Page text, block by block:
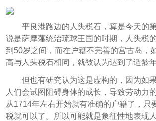
平良港路边的人头税石，算是今天的
说是萨摩藩统治琉球王国的时期，人头税
到50岁之间，而在户籍不完善的宫古岛，
高与人头税石相同，就被认为达到了适龄年
但也有研究认为这是虚构的，因为如
人们会试图阻碍身体的成长，导致劳动力
从1714年左右开始就有准确的户籍了，只
税就可以了。所以可能就是象征性地表现